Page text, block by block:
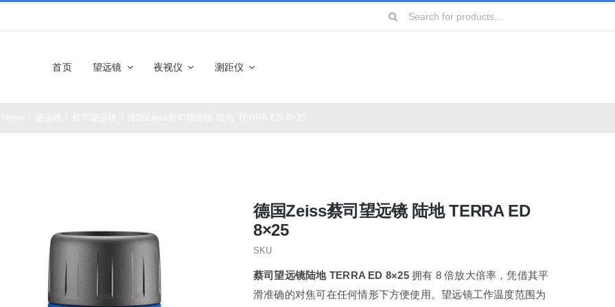
Search
首页 望远镜
徕卡望远镜
施华洛世奇望远
科娃望远镜
夜视仪 测距仪
德国Zeiss蔡司望远镜 陆地 TERRA ED
8×25
SKU
蔡司望远镜陆地 TERRA ED 8×25拥有 8 倍放大倍率，凭借其平
滑准确的对焦可在任何情形下方便使用。望远镜工作温度范围为